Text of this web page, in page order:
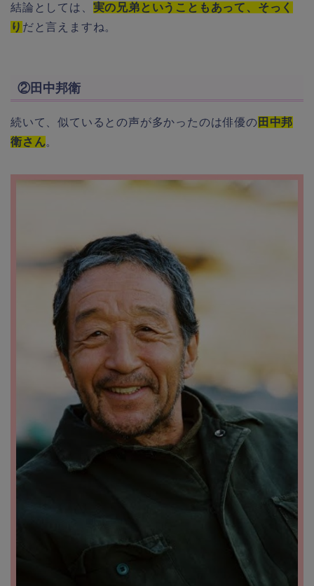
結論としては、 実の兄弟ということもあって、そっく
り だと言えますね。
②田中邦衛
続いて、似ているとの声が多かったのは俳優の 田中邦
衛さん。